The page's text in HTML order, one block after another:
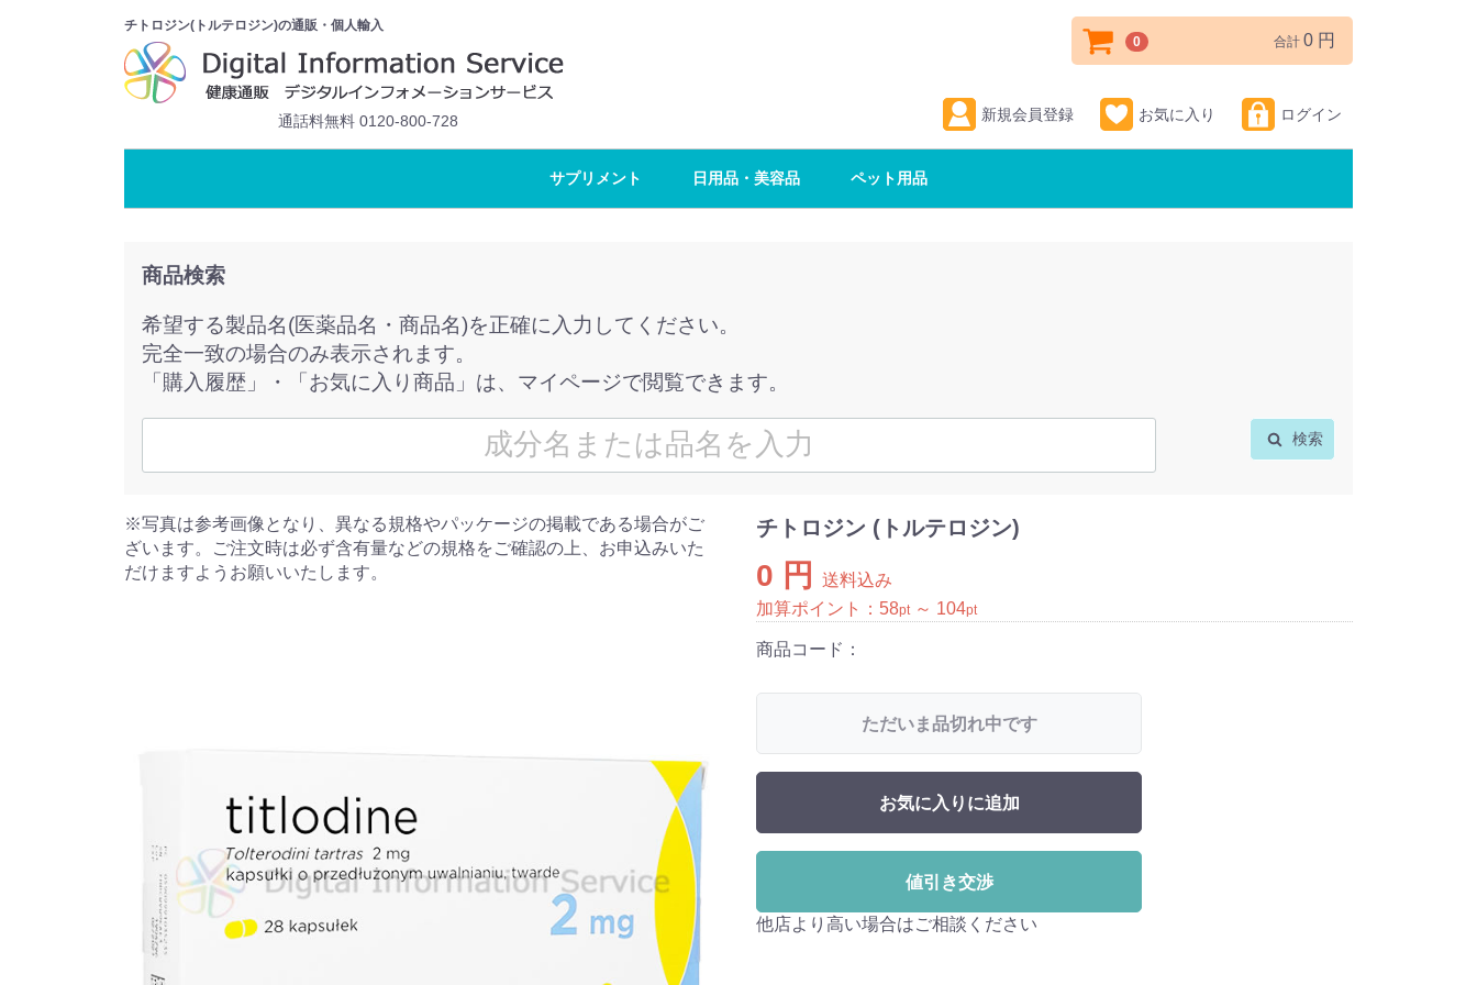
チトロジン(トルテロジン)の通販・個人輸入
通話料無料 0120-800-728 新規会員登録 お気に入り ログイン
0 合計 0 円
サプリメント 日用品・美容品 ペット用品
商品検索
希望する製品名(医薬品名・商品名)を正確に入力してください。
完全一致の場合のみ表示されます。
「購入履歴」・「お気に入り商品」は、マイページで閲覧できます。
検索
※写真は参考画像となり、異なる規格やパッケージの掲載である場合がご
ざいます。ご注文時は必ず含有量などの規格をご確認の上、お申込みいた
だけますようお願いいたします。
チトロジン (トルテロジン)
0 円
送料込み
加算ポイント： 58pt ～ 104pt
商品コード：
ただいま品切れ中です
お気に入りに追加
値引き交渉
他店より高い場合はご相談ください